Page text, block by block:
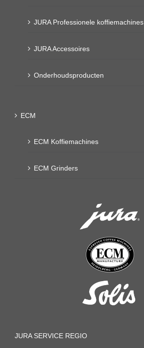
JURA Professionele koffiemachines
JURA Accessoires
Onderhoudsproducten
ECM
ECM Koffiemachines
ECM Grinders
JURA SERVICE REGIO